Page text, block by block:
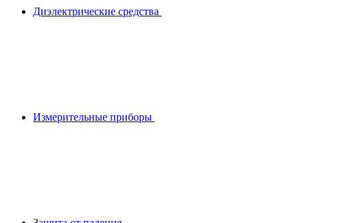
Диэлектрические средства
Измерительные приборы